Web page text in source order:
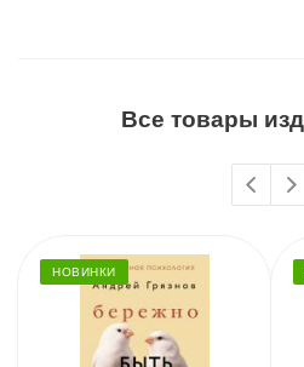
Все товары
НОВИНКИ